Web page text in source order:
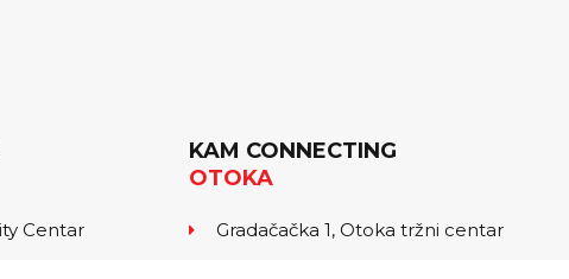
Centar
KAM CONNECTING
OTOKA
Gradačačka 1, Otoka tržni centar